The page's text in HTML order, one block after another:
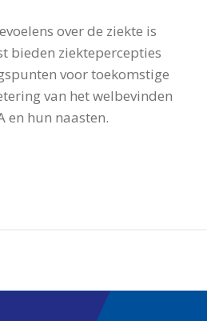
over de ziekte is
bieden ziektepercepties
voor toekomstige
van het welbevinden
en hun naasten.